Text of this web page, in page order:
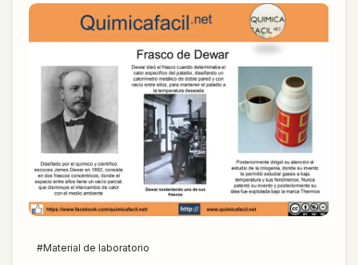
#Material de laboratorio